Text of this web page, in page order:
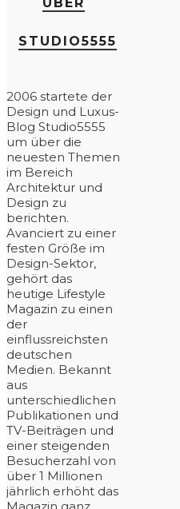
STUDIO5555
2006 startete der
Design und Luxus-
Blog Studio5555
um über die
neuesten Themen
im Bereich
Architektur und
Design zu
berichten.
Avanciert zu einer
festen Größe im
Design-Sektor,
gehört das
heutige Lifestyle
Magazin zu einen
der
einflussreichsten
deutschen
Medien. Bekannt
aus
unterschiedlichen
Publikationen und
TV-Beiträgen und
einer steigenden
Besucherzahl von
über 1 Millionen
jährlich erhöht das